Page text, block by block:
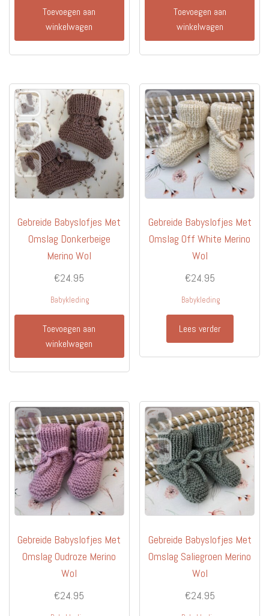
Toevoegen aan
winkelwagen
Toevoegen aan
winkelwagen
Gebreide Babyslofjes Met
Omslag Donkerbeige
Merino Wol
€24.95
Babykleding
Toevoegen aan
winkelwagen
Gebreide Babyslofjes Met
Omslag Off White Merino
Wol
€24.95
Babykleding
Lees verder
Gebreide Babyslofjes Met
Omslag Oudroze Merino
Wol
€24.95
Gebreide Babyslofjes Met
Omslag Saliegroen Merino
Wol
€24.95